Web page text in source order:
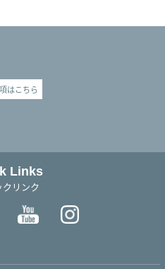
はこちら
Links
クリンク